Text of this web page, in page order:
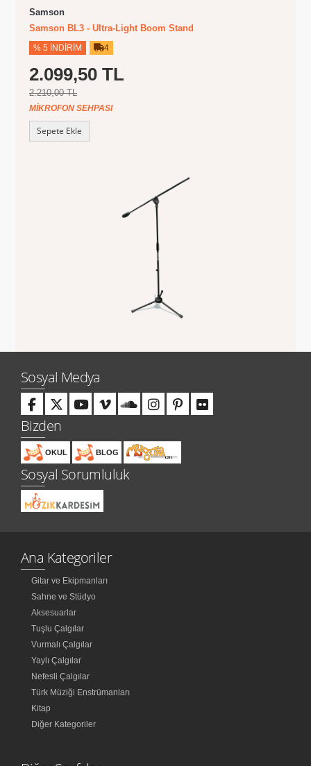
Samson
Samson BL3 - Ultra-Light Boom Stand
% 5 İNDIRIM 4
2.099,50 TL
2.210,00 TL
MIKROFON SEHPASI
Sepete Ekle
Sosyal Medya
Bizden
OKUL BLOG
Sosyal Sorumluluk
Ana Kategoriler
Gitar ve Ekipmanları
Sahne ve Stüdyo
Aksesuarlar
Tuşlu Çalgılar
Vurmalı Çalgılar
Yaylı Çalgılar
Nefesli Çalgılar
Türk Müziği Enstrümanları
Kitap
Diğer Kategoriler